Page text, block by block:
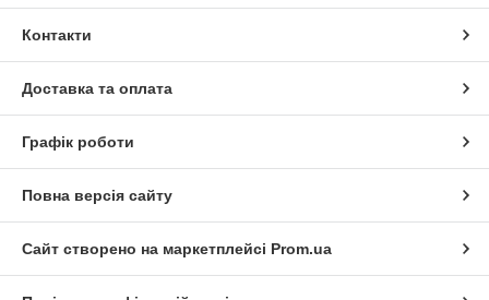
Контакти
Доставка та оплата
Графік роботи
Повна версія сайту
Сайт створено на маркетплейсі Prom.ua